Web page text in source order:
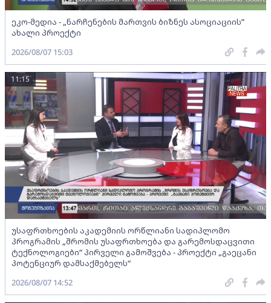
ეკო-მედია - „ნარჩენების მართვის ბიზნეს ასოციაციის”
ახალი პროექტი
2026/08/07 15:03
უსაფრთხოების აკადემიის ორწლიანი სადიპლომო
პროგრამის „შრომის უსაფრთხოება და გარემოსდაცვითი
ტექნოლოგიები“ პირველი გამოშვება - პროექტი „გაეცანი
პოტენციურ დამსაქმებელს“
11:15
2026/08/07 14:52